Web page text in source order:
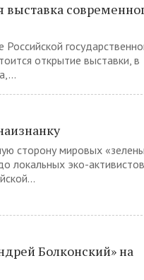
выставка
открытие выставки, в
сторону мировых
локальных эко-
Болконский» на